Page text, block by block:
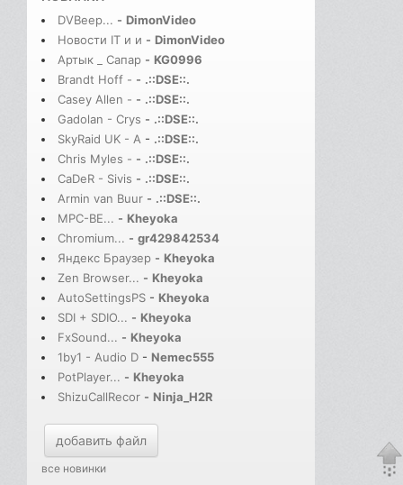
DVBeep... - DimonVideo
Новости IT и и - DimonVideo
Артык _ Сапар - KG0996
Brandt Hoff - - .::DSE::.
Casey Allen - - .::DSE::.
Gadolan - Crys - .::DSE::.
SkyRaid UK - A - .::DSE::.
Chris Myles - - .::DSE::.
CaDeR - Sivis - .::DSE::.
Armin van Buur - .::DSE::.
MPC-BE... - Kheyoka
Chromium... - gr429842534
Яндекс Браузер - Kheyoka
Zen Browser... - Kheyoka
AutoSettingsPS - Kheyoka
SDI + SDIO... - Kheyoka
FxSound... - Kheyoka
1by1 - Audio D - Nemec555
PotPlayer... - Kheyoka
ShizuCallRecor - Ninja_H2R
добавить файл
все новинки